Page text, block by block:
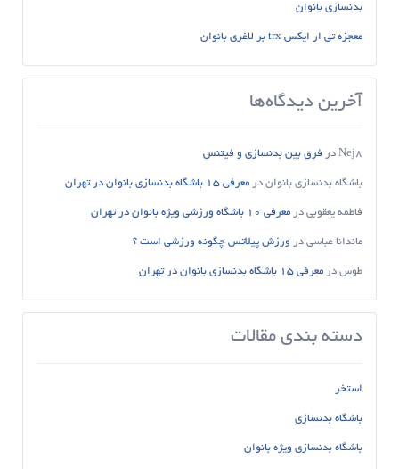
بدنسازی بانوان
معجزه تی ار ایکس trx بر لاغری بانوان
آخرین دیدگاه‌ها
Nej8 در فرق بین بدنسازی و فیتنس
باشگاه بدنسازی بانوان در معرفی 15 باشگاه بدنسازی بانوان در تهران
فاطمه یعقوبی در معرفی 10 باشگاه ورزشی ویژه بانوان در تهران
ماندانا عباسی در ورزش پیلاتس چگونه ورزشی است ؟
طوس در معرفی 15 باشگاه بدنسازی بانوان در تهران
دسته بندی مقالات
استخر
باشگاه بدنسازی
باشگاه بدنسازی ویژه بانوان